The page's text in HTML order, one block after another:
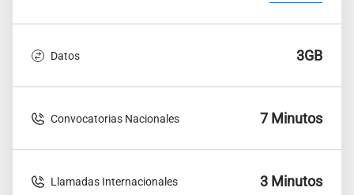
Datos 3GB
Convocatorias Nacionales 7 Minutos
Llamadas Internacionales 3 Minutos